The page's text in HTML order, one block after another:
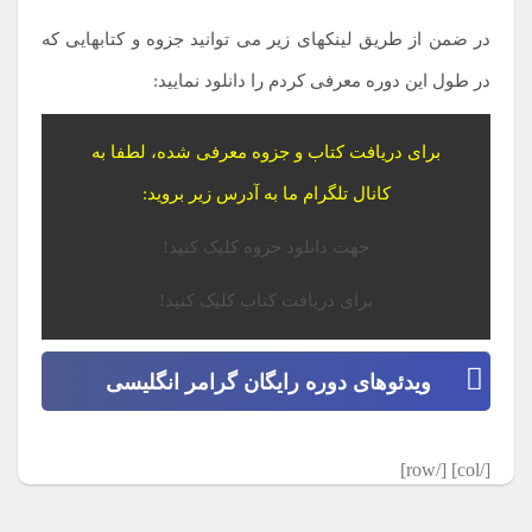
در ضمن از طریق لینکهای زیر می توانید جزوه و کتابهایی که
در طول این دوره معرفی کردم را دانلود نمایید:
برای دریافت کتاب و جزوه معرفی شده، لطفا به
کانال تلگرام ما به آدرس زیر بروید:
جهت دانلود جزوه کلیک کنید!
برای دریافت کتاب کلیک کنید!
ویدئوهای دوره رایگان گرامر انگلیسی
[/col] [/row]